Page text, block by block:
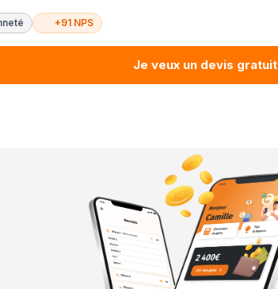
+91 NPS
Je veux un devis gratuit